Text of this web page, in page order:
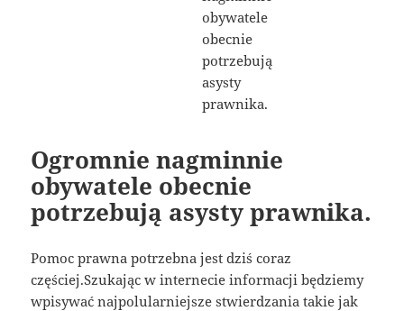
Ogromnie nagminnie
obywatele obecnie
potrzebują asysty prawnika.
Pomoc prawna potrzebna jest dziś coraz
częściej.Szukając w internecie informacji będziemy
wpisywać najpolularniejsze stwierdzania takie jak